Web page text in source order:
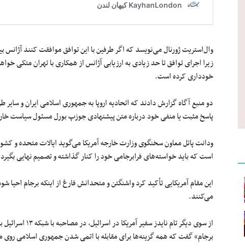
وال‌استریت ژورنال می‌نویسد که اگر طرفین با این توافق موافقت کنند آژانس
زیرا اجرای توافق تا حد زیادی به ارزیابی آژانس از همکاری با تهران متکی
خودداری کرده است.
پاسخ مثبت یا منفی خود درباره متن پیشنهادی جوزپ بورل مسئول سیاست
ودانت پاتل معاون سخنگوی وزارت خارجه آمریکا می‌گوید ایالات متحده و
است که باید خواسته‌های فرابرجامی خود را کنار گذاشته و تصمیم نهایی
این مقام آمریکایی تأکید کرد واشنگتن و متحدانش فارغ از اینکه برجام احیا
می‌کنند.
از سوی دیگر تام
برجام» گفت که همه گزینه‌ها برای مقابله با اتمی‌ شدن جمهوری اسلامی